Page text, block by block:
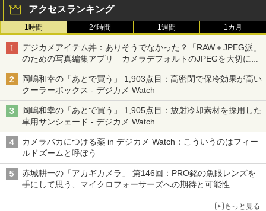
アクセスランキング
1時間 24時間 1週間 1カ月
デジカメアイテム丼：ありそうでなかった？「RAW＋JPEG派」
のための写真編集アプリ カメラデフォルトのJPEGを大切にす
る「Filmator」
岡嶋和幸の「あとで買う」 1,903点目：高密閉で保冷効果が高い
クーラーボックス - デジカメ Watch
岡嶋和幸の「あとで買う」 1,905点目：放射冷却素材を採用した
車用サンシェード - デジカメ Watch
カメラバカにつける薬 in デジカメ Watch：こういうのはフィー
ルドズームと呼ぼう
赤城耕一の「アカギカメラ」 第146回：PRO銘の魚眼レンズを
手にして思う、マイクロフォーサーズへの期待と可能性
もっと見る